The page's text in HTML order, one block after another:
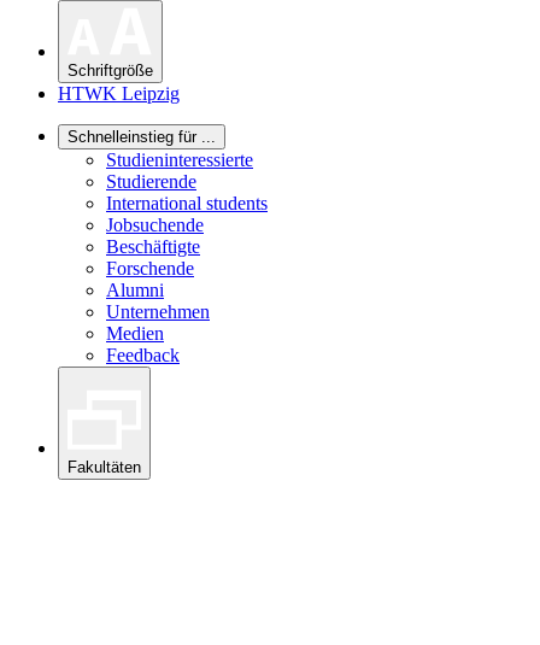
Schriftgröße
HTWK Leipzig
Schnelleinstieg für ...
Studieninteressierte
Studierende
International students
Jobsuchende
Beschäftigte
Forschende
Alumni
Unternehmen
Medien
Feedback
Fakultäten